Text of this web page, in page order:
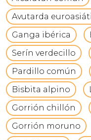
Avutarda
Ganga ibérica
Serín verdecillo
Pardillo común
Bisbita alpino
Gorrión chillón
Gorrión moruno